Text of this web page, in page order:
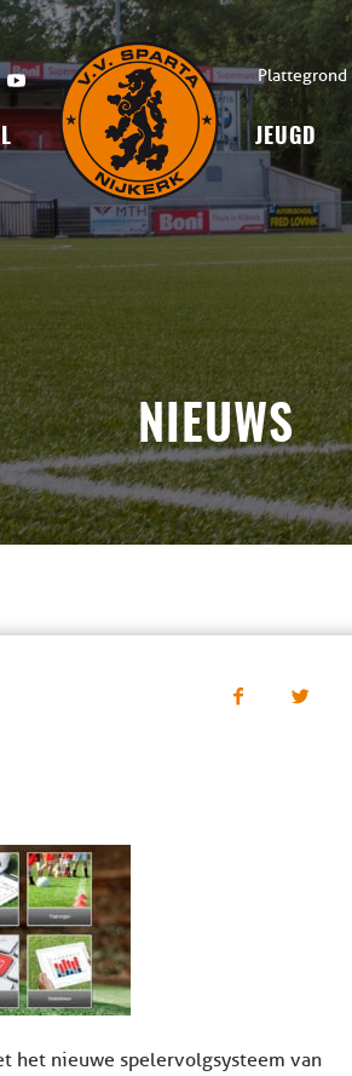
Plattegrond
JEUGD
NIEUWS
het nieuwe spelervolgsysteem van